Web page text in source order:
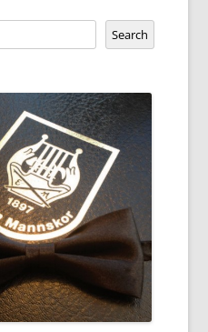
Search